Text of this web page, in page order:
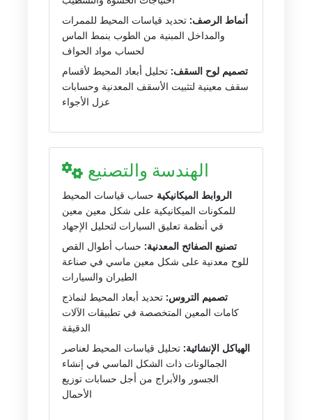
أنماط الرصف: تحديد قياسات المحيط للممرات
والمداخل المبنية من الطوب بنمط الماس
لحساب مواد الحواف
تصميم لوح السقف: تحليل أبعاد المحيط لأقسام
سقف معينية لتثبيت الأسقف المعدنية وحسابات
عزل الأجواء
الهندسة والتصنيع
الروابط الميكانيكية حساب قياسات المحيط
للمكونات الميكانيكية على شكل معين معين
في أنظمة تعليق السيارات لتحليل الإجهاد
تصنيع الصفائح المعدنية: حساب أطوال القص
للوح معدنية على شكل معين ماسي في صناعة
الطيران والسيارات
تصميم التروس: تحديد أبعاد المحيط لنماذج
كامات المعين المتخصصة في تطبيقات الآلات
الدقيقة
الهياكل الإنشائية: تحليل قياسات المحيط لعناصر
الجمالونات ذات الشكل الماسي في إنشاء
الجسور والأبراج من أجل حسابات توزيع
الأحمال